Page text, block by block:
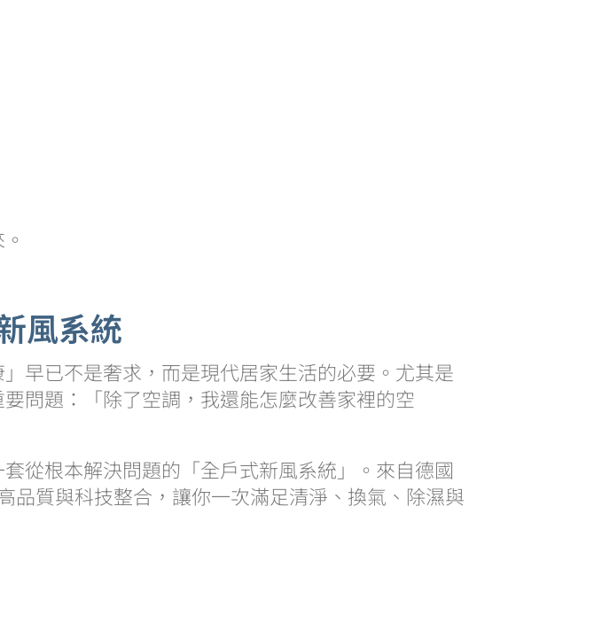
風系統
早已不是奢求，而是現代居家生活的必要。尤其是
問題：「除了空調，我還能怎麼改善家裡的空
從根本解決問題的「全戶式新風系統」。來自德國
品質與科技整合，讓你一次滿足清淨、換氣、除濕與